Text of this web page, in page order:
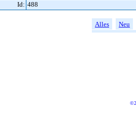
Id: 488
Alles Neu